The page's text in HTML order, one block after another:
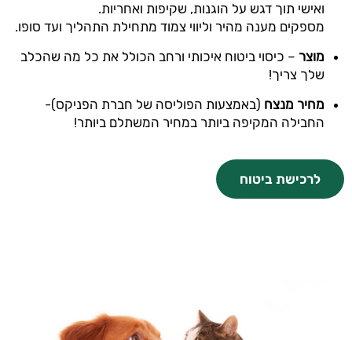
ואישי תוך דגש על הוגנות, שקיפות ואחריות.
מספקים מענה מהיר וליווי צמוד מתחילת התהליך ועד סופו.
מוצר – כיסוי ביטוח איכותי ורחב הכולל את כל מה שהכלב
שלך צריך!
מחיר מנצח (באמצעות הפוליסה של חברת הפניקס)-
החבילה המקיפה ביותר במחיר המשתלם ביותר!
לרכישת ביטוח